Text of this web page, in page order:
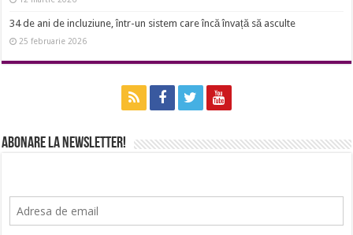
34 de ani de incluziune, într-un sistem care încă învață să asculte
25 februarie 2026
Abonare la newsletter!